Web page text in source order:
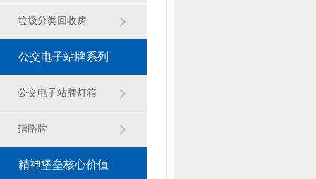
垃圾分类回收房
公交电子站牌系列
公交电子站牌灯箱
指路牌
精神堡垒核心价值